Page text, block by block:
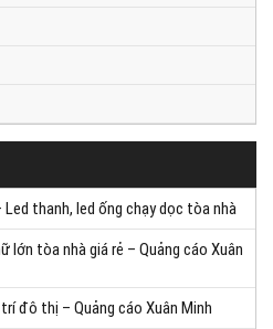
thanh, led ống chạy dọc tòa nhà
lớn tòa nhà giá rẻ – Quảng cáo Xuân
đô thị – Quảng cáo Xuân Minh